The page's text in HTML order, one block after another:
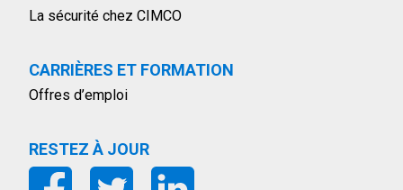
La sécurité chez CIMCO
CARRIÈRES ET FORMATION
Offres d’emploi
RESTEZ À JOUR